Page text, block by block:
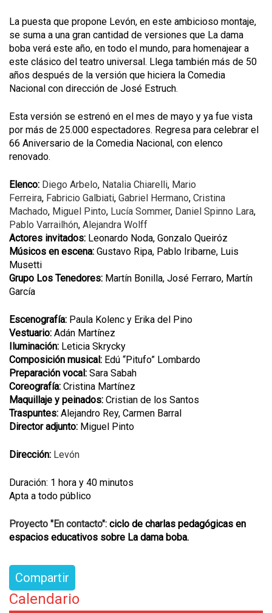
La puesta que propone Levón, en este ambicioso montaje,
se suma a una gran cantidad de versiones que La dama
boba verá este año, en todo el mundo, para homenajear a
este clásico del teatro universal. Llega también más de 50
años después de la versión que hiciera la Comedia
Nacional con dirección de José Estruch.
Esta versión se estrenó en el mes de mayo y ya fue vista
por más de 25.000 espectadores. Regresa para celebrar el
66 Aniversario de la Comedia Nacional, con elenco
renovado.
Elenco: Diego Arbelo, Natalia Chiarelli, Mario
Ferreira, Fabricio Galbiati, Gabriel Hermano, Cristina
Machado, Miguel Pinto, Lucía Sommer, Daniel Spinno Lara,
Pablo Varrailhón, Alejandra Wolff
Actores invitados: Leonardo Noda, Gonzalo Queiróz
Músicos en escena: Gustavo Ripa, Pablo Iribarne, Luis
Musetti
Grupo Los Tenedores: Martín Bonilla, José Ferraro, Martín
García
Escenografía: Paula Kolenc y Erika del Pino
Vestuario: Adán Martínez
Iluminación: Leticia Skrycky
Composición musical: Edú “Pitufo” Lombardo
Preparación vocal: Sara Sabah
Coreografía: Cristina Martínez
Maquillaje y peinados: Cristian de los Santos
Traspuntes: Alejandro Rey, Carmen Barral
Director adjunto: Miguel Pinto
Dirección: Levón
Duración: 1 hora y 40 minutos
Apta a todo público
Proyecto "En contacto": ciclo de charlas pedagógicas en
espacios educativos sobre La dama boba.
Compartir
Calendario